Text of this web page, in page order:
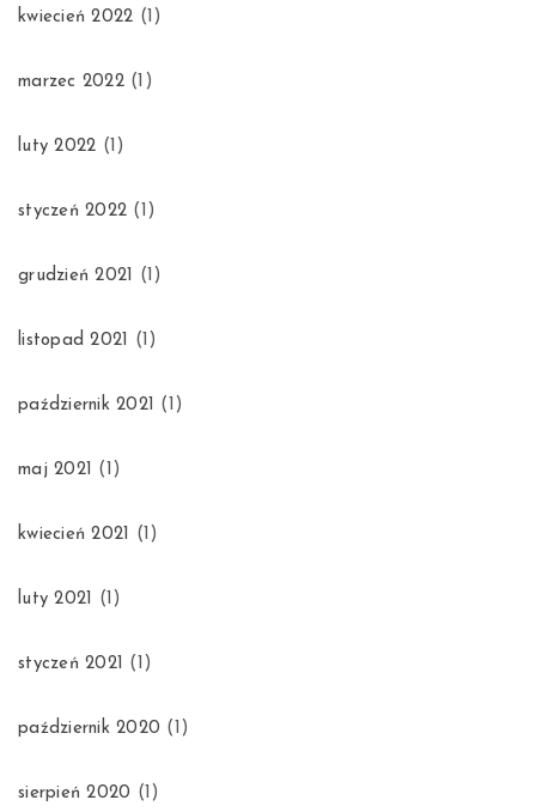
kwiecień 2022 (1)
marzec 2022(1)
luty 2022 (1)
styczeń 2022 (1)
grudzień 2021 (1)
listopad 2021 (1)
październik 2021 (1)
maj 2021 (1)
kwiecień 2021 (1)
luty 2021 (1)
styczeń 2021 (1)
październik 2020 (1)
sierpień 2020 (1)